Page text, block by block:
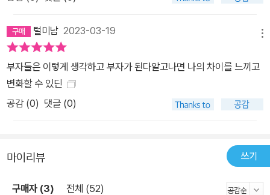
이 훨씬 이익입니다.” 하노 벡은 통계적으로 주식의 수익률이 다른 투
자 상품에 비해 월등히 높다고 말한다. 1926년에 미국 주식에 투자한
사람은 2000년이 되었을 때 같은 기간 미국 채권에 투자한 사람보다
155배나 많은 돈을 벌었다. 문제는 손실 회피 심리 때문에 사람들이
주식의 위험성을 실제보다 너무 높게 평가한다는 데 있다. 채권이나
생명 보험의 비중이 높다는 것은 주식으로 얻을 수 있는 수익을 포기
니에, 3분의 1은 집에, 3분의 1은 가게에 투자한다는 규칙입니다. 현
대에 맞게 고치면 3분의 1은 동산에, 3분의 1은 부동산에, 3분의 1은
주식에 투자하라는 것이겠죠.” 일반인들은 이해하기 어려운 포트폴리
털미남 2023-03-19
부자들은 이렇게 생각하고 부자가 된다알고나면 나의 차이를 느끼고
변화할 수 있딘
공감 (0) 댓글 (0)
마이리뷰 쓰기
구매자 (3) 전체 (52)